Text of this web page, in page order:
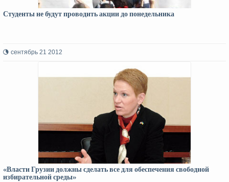
Студенты не будут проводить акции до понедельника
сентябрь 21 2012
«Власти Грузии должны сделать все для обеспечения свободной
избирательной среды»